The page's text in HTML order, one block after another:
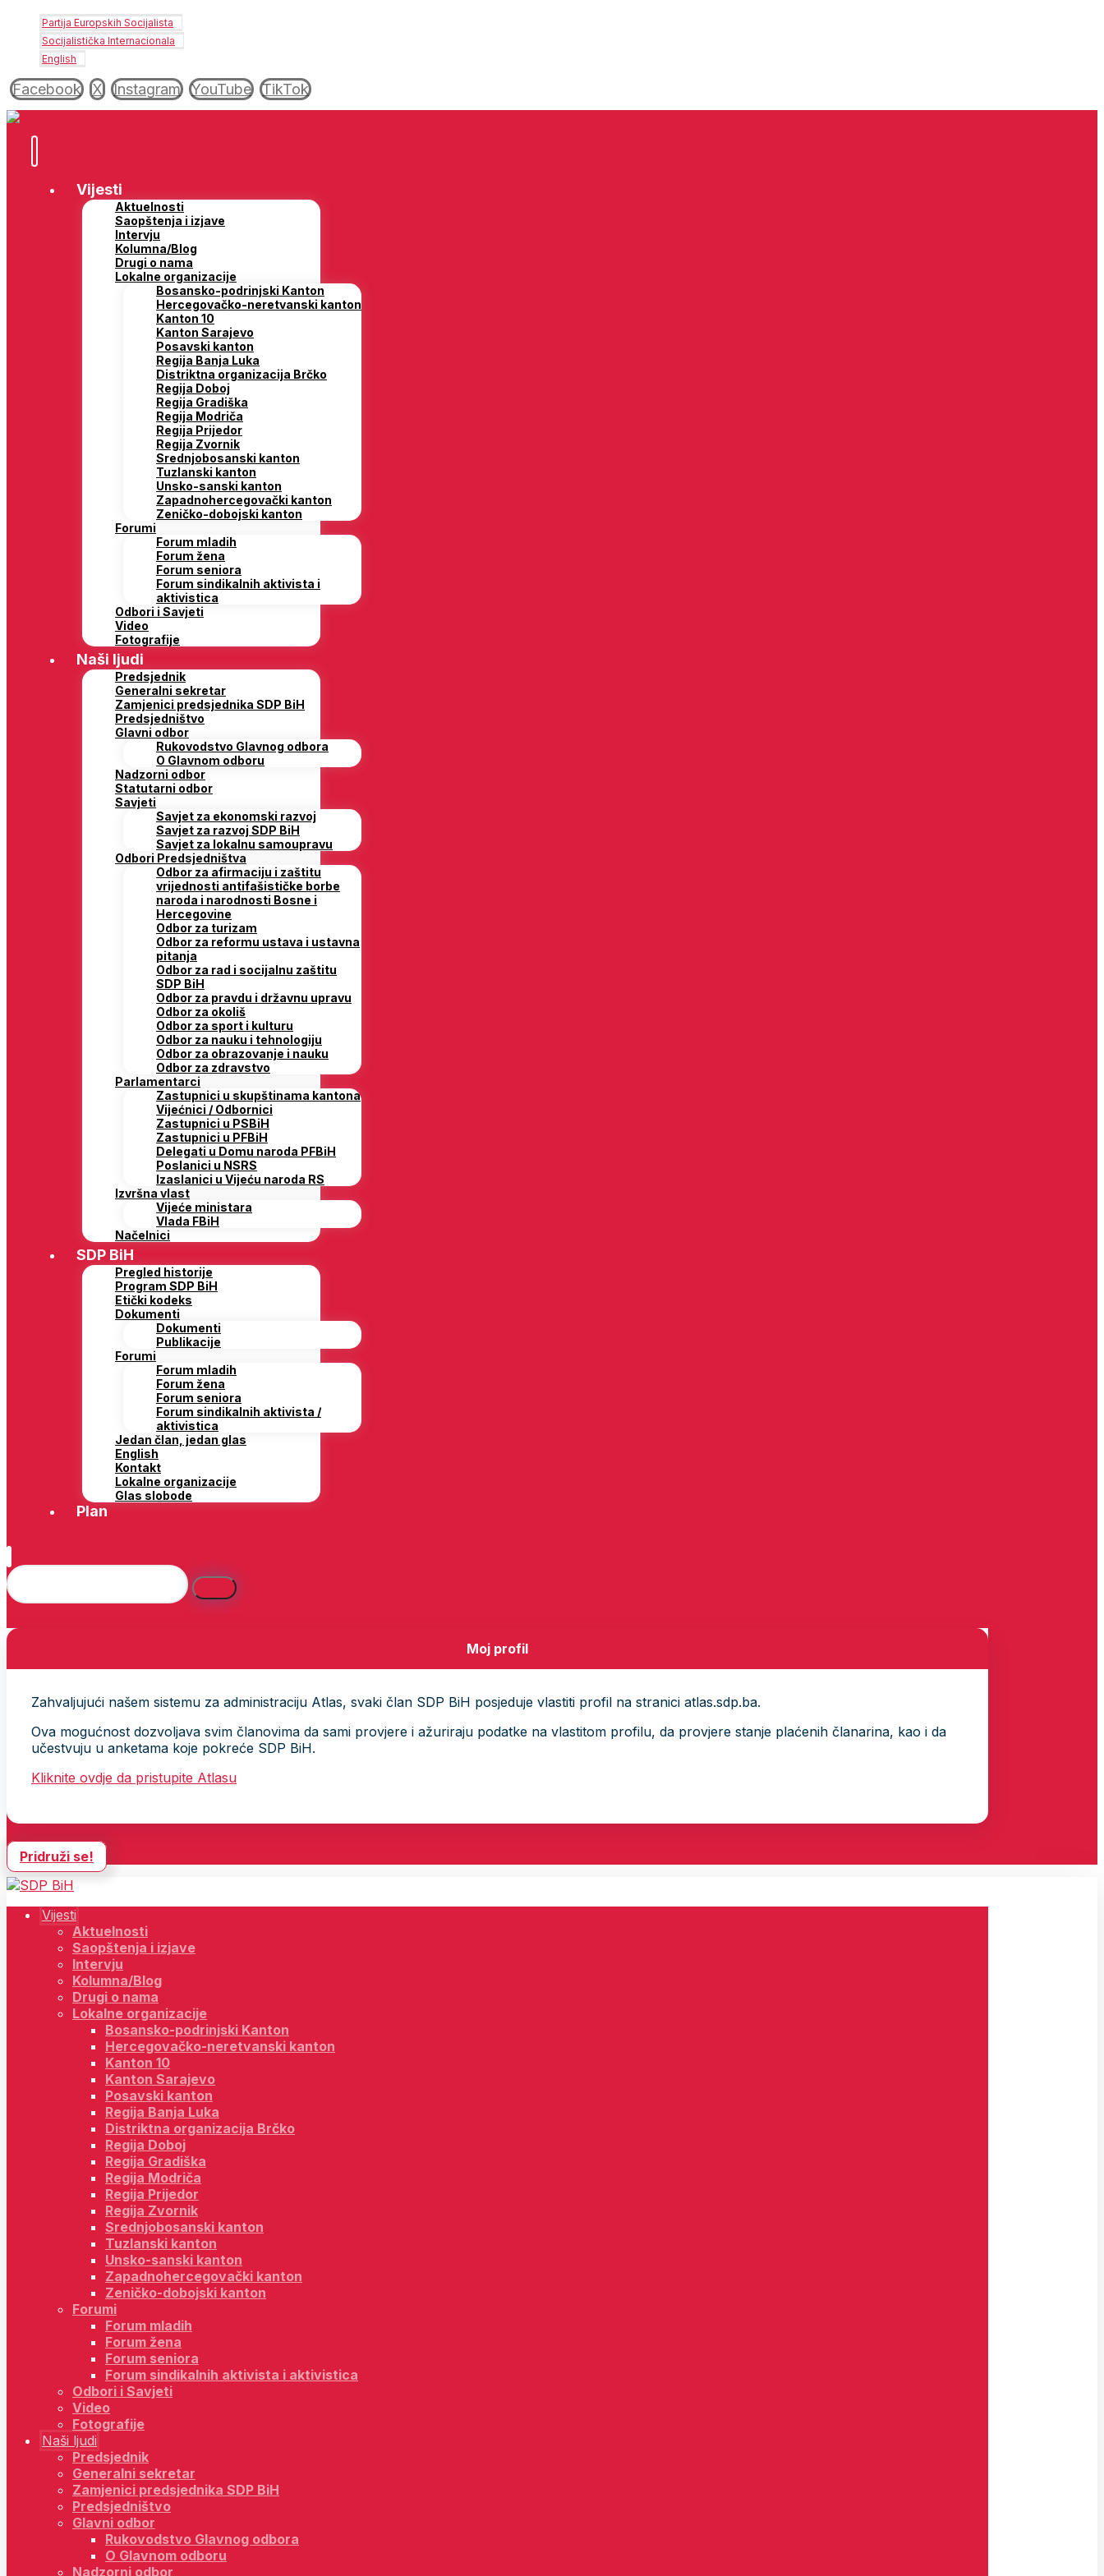
Partija Europskih Socijalista
Socijalistička Internacionala
English
Facebook X Instagram YouTube TikTok
Vijesti
Aktuelnosti
Saopštenja i izjave
Intervju
Kolumna/Blog
Drugi o nama
Lokalne organizacije
Bosansko-podrinjski Kanton
Hercegovačko-neretvanski kanton
Kanton 10
Kanton Sarajevo
Posavski kanton
Regija Banja Luka
Distriktna organizacija Brčko
Regija Doboj
Regija Gradiška
Regija Modriča
Regija Prijedor
Regija Zvornik
Srednjobosanski kanton
Tuzlanski kanton
Unsko-sanski kanton
Zapadnohercegovački kanton
Zeničko-dobojski kanton
Forumi
Forum mladih
Forum žena
Forum seniora
Forum sindikalnih aktivista i
aktivistica
Odbori i Savjeti
Video
Fotografije
Naši ljudi
Predsjednik
Generalni sekretar
Zamjenici predsjednika SDP BiH
Predsjedništvo
Glavni odbor
Rukovodstvo Glavnog odbora
O Glavnom odboru
Nadzorni odbor
Statutarni odbor
Savjeti
Savjet za ekonomski razvoj
Savjet za razvoj SDP BiH
Savjet za lokalnu samoupravu
Odbori Predsjedništva
Odbor za afirmaciju i zaštitu
vrijednosti antifašističke borbe
naroda i narodnosti Bosne i
Hercegovine
Odbor za turizam
Odbor za reformu ustava i ustavna
pitanja
Odbor za rad i socijalnu zaštitu
SDP BiH
Odbor za pravdu i državnu upravu
Odbor za okoliš
Odbor za sport i kulturu
Odbor za nauku i tehnologiju
Odbor za obrazovanje i nauku
Odbor za zdravstvo
Parlamentarci
Zastupnici u skupštinama kantona
Vijećnici / Odbornici
Zastupnici u PSBiH
Zastupnici u PFBiH
Delegati u Domu naroda PFBiH
Poslanici u NSRS
Izaslanici u Vijeću naroda RS
Izvršna vlast
Vijeće ministara
Vlada FBiH
Načelnici
SDP BiH
Pregled historije
Program SDP BiH
Etički kodeks
Dokumenti
Dokumenti
Publikacije
Forumi
Forum mladih
Forum žena
Forum seniora
Forum sindikalnih aktivista /
aktivistica
Jedan član, jedan glas
English
Kontakt
Lokalne organizacije
Glas slobode
Plan
Moj profil
Zahvaljujući našem sistemu za administraciju Atlas, svaki član SDP BiH posjeduje vlastiti profil na stranici atlas.sdp.ba.
Ova mogućnost dozvoljava svim članovima da sami provjere i ažuriraju podatke na vlastitom profilu, da provjere stanje plaćenih članarina, kao i da
učestvuju u anketama koje pokreće SDP BiH.
Kliknite ovdje da pristupite Atlasu
Pridruži se!
Vijesti
Aktuelnosti
Saopštenja i izjave
Intervju
Kolumna/Blog
Drugi o nama
Lokalne organizacije
Bosansko-podrinjski Kanton
Hercegovačko-neretvanski kanton
Kanton 10
Kanton Sarajevo
Posavski kanton
Regija Banja Luka
Distriktna organizacija Brčko
Regija Doboj
Regija Gradiška
Regija Modriča
Regija Prijedor
Regija Zvornik
Srednjobosanski kanton
Tuzlanski kanton
Unsko-sanski kanton
Zapadnohercegovački kanton
Zeničko-dobojski kanton
Forumi
Forum mladih
Forum žena
Forum seniora
Forum sindikalnih aktivista i aktivistica
Odbori i Savjeti
Video
Fotografije
Naši ljudi
Predsjednik
Generalni sekretar
Zamjenici predsjednika SDP BiH
Predsjedništvo
Glavni odbor
Rukovodstvo Glavnog odbora
O Glavnom odboru
Nadzorni odbor